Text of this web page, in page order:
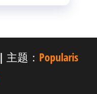
| 主题： Popularis